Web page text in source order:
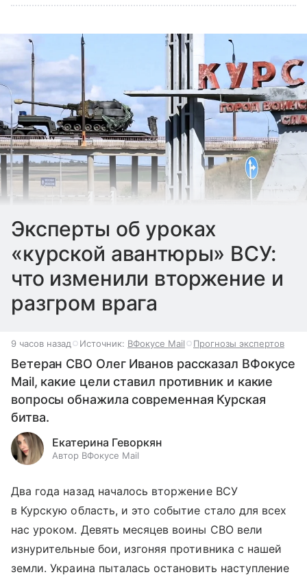
Эксперты об уроках
«курской авантюры» ВСУ:
что изменили вторжение и
разгром врага
9 часов назад Источник: ВФокусе Mail Прогнозы экспертов
Ветеран СВО Олег Иванов рассказал ВФокусе
Mail, какие цели ставил противник и какие
вопросы обнажила современная Курская
битва.
Екатерина Геворкян
Автор ВФокусе Mail
Два года назад началось вторжение ВСУ
в Курскую область, и это событие стало для всех
нас уроком. Девять месяцев воины СВО вели
изнурительные бои, изгоняя противника с нашей
земли. Украина пыталась остановить наступление